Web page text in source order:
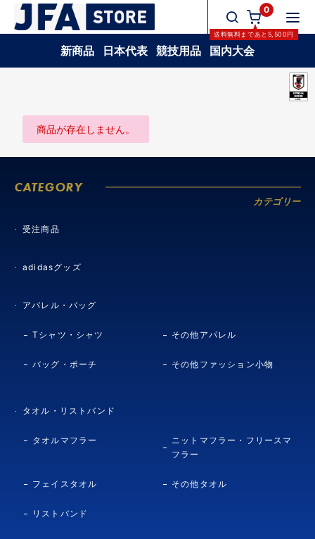
0
送料無料まであと 5,500円
新商品 日本代表 競技用品 国内大会
商品が存在しません。
CATEGORY
カテゴリー
受注商品
adidasグッズ
アパレル・バッグ
Tシャツ・シャツ その他アパレル
バッグ・ポーチ その他ファッション小物
タオル・リストバンド
タオルマフラー
ニットマフラー・フリースマ
フラー
フェイスタオル その他タオル
リストバンド